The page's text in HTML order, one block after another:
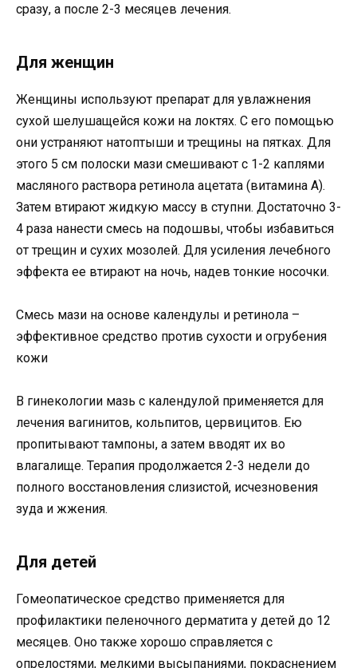
сразу, а после 2-3 месяцев лечения.
Для женщин
Женщины используют препарат для увлажнения
сухой шелушащейся кожи на локтях. С его помощью
они устраняют натоптыши и трещины на пятках. Для
этого 5 см полоски мази смешивают с 1-2 каплями
масляного раствора ретинола ацетата (витамина А).
Затем втирают жидкую массу в ступни. Достаточно 3-
4 раза нанести смесь на подошвы, чтобы избавиться
от трещин и сухих мозолей. Для усиления лечебного
эффекта ее втирают на ночь, надев тонкие носочки.
Смесь мази на основе календулы и ретинола –
эффективное средство против сухости и огрубения
кожи
В гинекологии мазь с календулой применяется для
лечения вагинитов, кольпитов, цервицитов. Ею
пропитывают тампоны, а затем вводят их во
влагалище. Терапия продолжается 2-3 недели до
полного восстановления слизистой, исчезновения
зуда и жжения.
Для детей
Гомеопатическое средство применяется для
профилактики пеленочного дерматита у детей до 12
месяцев. Оно также хорошо справляется с
опрелостями, мелкими высыпаниями, покраснением